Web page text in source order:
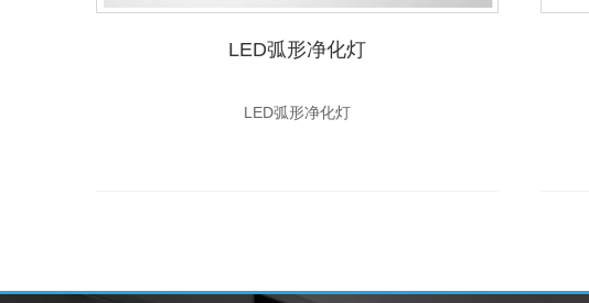
LED弧形净化灯
LED弧形净化灯